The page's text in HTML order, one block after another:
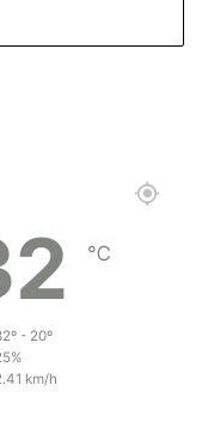
℃
- 20º
km/h